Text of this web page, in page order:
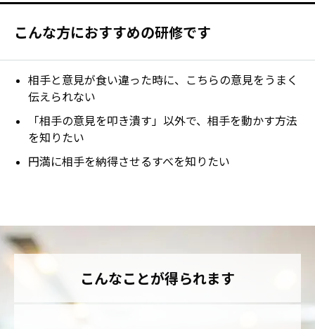
こんな方におすすめの研修です
相手と意見が食い違った時に、こちらの意見をうまく
伝えられない
「相手の意見を叩き潰す」以外で、相手を動かす方法
を知りたい
円満に相手を納得させるすべを知りたい
こんなことが得られます